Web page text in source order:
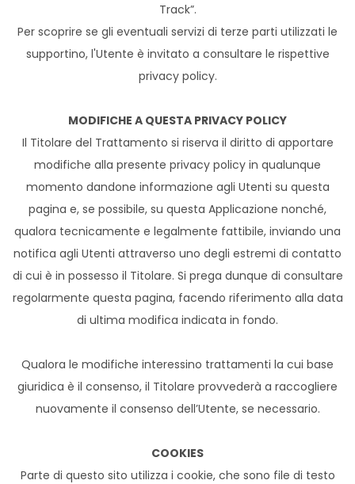
Track”.
Per scoprire se gli eventuali servizi di terze parti utilizzati le
supportino, l'Utente è invitato a consultare le rispettive
privacy policy.
MODIFICHE A QUESTA PRIVACY POLICY
Il Titolare del Trattamento si riserva il diritto di apportare
modifiche alla presente privacy policy in qualunque
momento dandone informazione agli Utenti su questa
pagina e, se possibile, su questa Applicazione nonché,
qualora tecnicamente e legalmente fattibile, inviando una
notifica agli Utenti attraverso uno degli estremi di contatto
di cui è in possesso il Titolare. Si prega dunque di consultare
regolarmente questa pagina, facendo riferimento alla data
di ultima modifica indicata in fondo.
Qualora le modifiche interessino trattamenti la cui base
giuridica è il consenso, il Titolare provvederà a raccogliere
nuovamente il consenso dell’Utente, se necessario.
COOKIES
Parte di questo sito utilizza i cookie, che sono file di testo